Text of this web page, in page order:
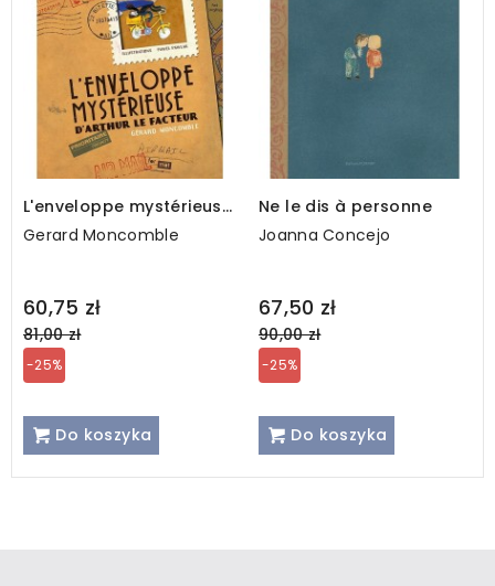
L'enveloppe mystérieuse
d’Arthur le facteur
Gerard Moncomble
60,75 zł
Regular
price
81,00 zł
-25%
Do koszyka
Ne le dis à personne
Joanna Concejo
67,50 zł
Regular
price
90,00 zł
-25%
Do koszyka